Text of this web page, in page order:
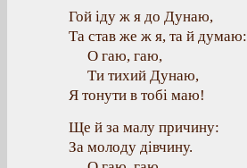
Гой іду ж я до Дунаю,
Та став же ж я, та й думаю:
О гаю, гаю,
Ти тихий Дунаю,
Я тонути в тобі маю!
Ще й за малу причину:
За молоду дівчину.